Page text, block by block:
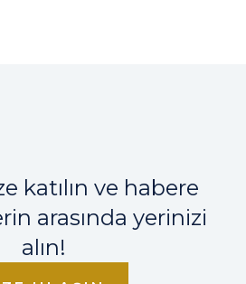
katılın ve habere
arasında yerinizi
alın!